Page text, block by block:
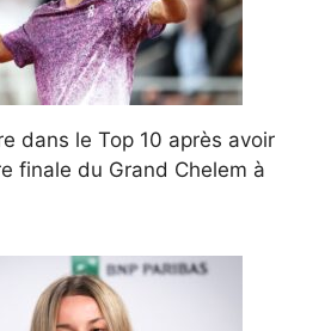
dans le Top 10 après avoir
finale du Grand Chelem à